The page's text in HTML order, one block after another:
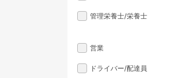
管理栄養士/栄養士
営業
ドライバー/配達員